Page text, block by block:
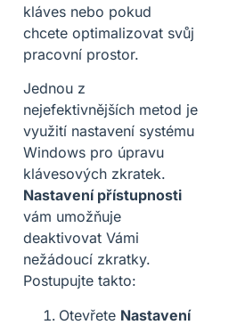
kláves nebo pokud
chcete optimalizovat svůj
pracovní prostor.
Jednou z
nejefektivnějších metod je
využití nastavení systému
Windows pro úpravu
klávesových zkratek.
Nastavení přístupnosti
vám umožňuje
deaktivovat Vámi
nežádoucí zkratky.
Postupujte takto:
Otevřete Nastavení